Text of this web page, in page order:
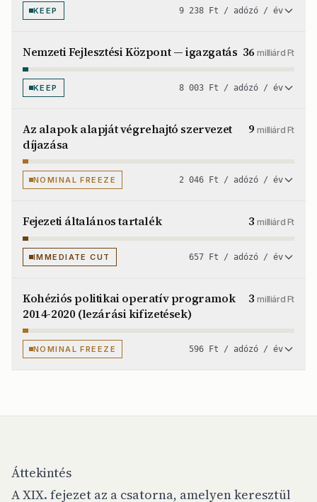
KEEP 9 238 Ft / adózó / év
Nemzeti Fejlesztési Központ — igazgatás 36milliárd Ft
KEEP 8 003 Ft / adózó / év
Az alapok alapját végrehajtó szervezet
díjazása
9milliárd Ft
NOMINAL FREEZE 2 046 Ft / adózó / év
Fejezeti általános tartalék 3milliárd Ft
IMMEDIATE CUT 657 Ft / adózó / év
Kohéziós politikai operatív programok
2014-2020 (lezárási kifizetések)
3milliárd Ft
NOMINAL FREEZE 596 Ft / adózó / év
Áttekintés
A XIX. fejezet az a csatorna, amelyen keresztül